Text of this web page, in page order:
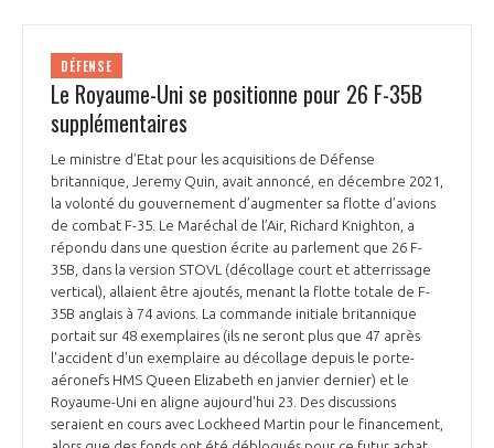
DÉFENSE
Le Royaume-Uni se positionne pour 26 F-35B
supplémentaires
Le ministre d’Etat pour les acquisitions de Défense
britannique, Jeremy Quin, avait annoncé, en décembre 2021,
la volonté du gouvernement d’augmenter sa flotte d’avions
de combat F-35. Le Maréchal de l’Air, Richard Knighton, a
répondu dans une question écrite au parlement que 26 F-
35B, dans la version STOVL (décollage court et atterrissage
vertical), allaient être ajoutés, menant la flotte totale de F-
35B anglais à 74 avions. La commande initiale britannique
portait sur 48 exemplaires (ils ne seront plus que 47 après
l'accident d'un exemplaire au décollage depuis le porte-
aéronefs HMS Queen Elizabeth en janvier dernier) et le
Royaume-Uni en aligne aujourd'hui 23. Des discussions
seraient en cours avec Lockheed Martin pour le financement,